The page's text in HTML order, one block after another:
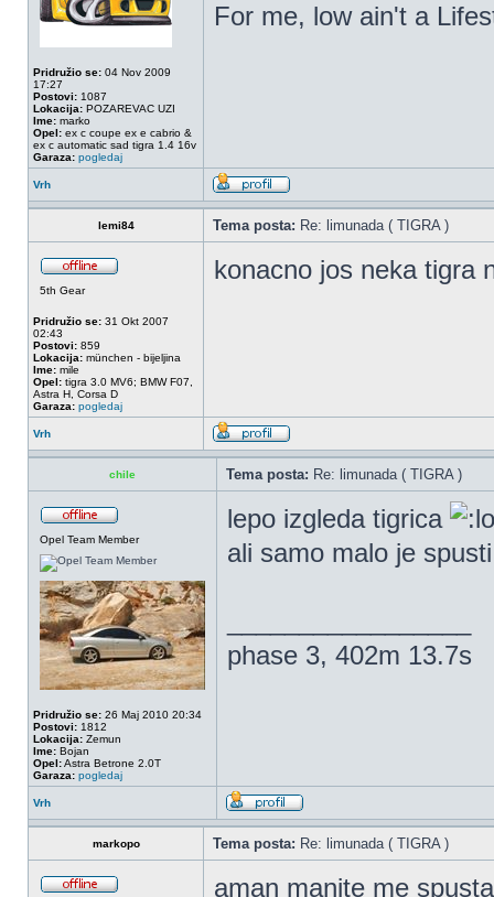
Pridružio se: 04 Nov 2009
17:27
Postovi: 1087
Lokacija: POZAREVAC UZI
Ime: marko
Opel: ex c coupe ex e cabrio &
ex c automatic sad tigra 1.4 16v
Garaza: pogledaj
For me, low ain't a
Vrh
lemi84 Tema posta: Re: limunada ( TIGRA )
5th Gear
Pridružio se: 31 Okt 2007
02:43
Postovi: 859
Lokacija: münchen - bijeljina
Ime: mile
Opel: tigra 3.0 MV6; BMW F07,
Astra H, Corsa D
Garaza: pogledaj
konacno jos neka tigra
Vrh
chile Tema posta: Re: limunada ( TIGRA )
Opel Team Member
Pridružio se: 26 Maj 2010 20:34
Postovi: 1812
Lokacija: Zemun
Ime: Bojan
Opel:Astra Betrone 2.0T
Garaza: pogledaj
lepo izgleda tigrica
ali samo malo je spusti
phase 3, 402m 13.7s
Vrh
markopo Tema posta: Re: limunada ( TIGRA )
aman manite me